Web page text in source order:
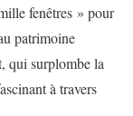
fenêtres » pour
patrimoine
qui surplombe la
à travers